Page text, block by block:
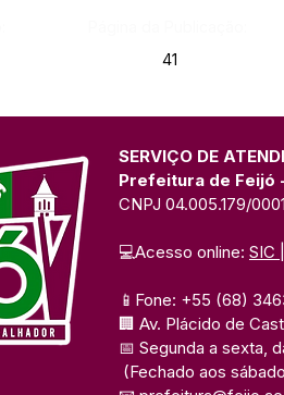
41
SERVIÇO DE
Prefeitura de Feijó
CNPJ 04.005.179/
💻Acesso online: SIC
📱Fone: +55 (68)
🏢 Av. Plácido de
📅 Segunda a sexta,
(Fechado aos